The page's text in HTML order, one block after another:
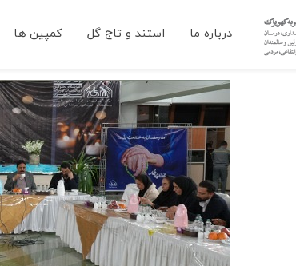
درباره ما استند و تاج گل کمپین ها